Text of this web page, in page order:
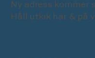
Ny adress kommer
Håll utkik här & på